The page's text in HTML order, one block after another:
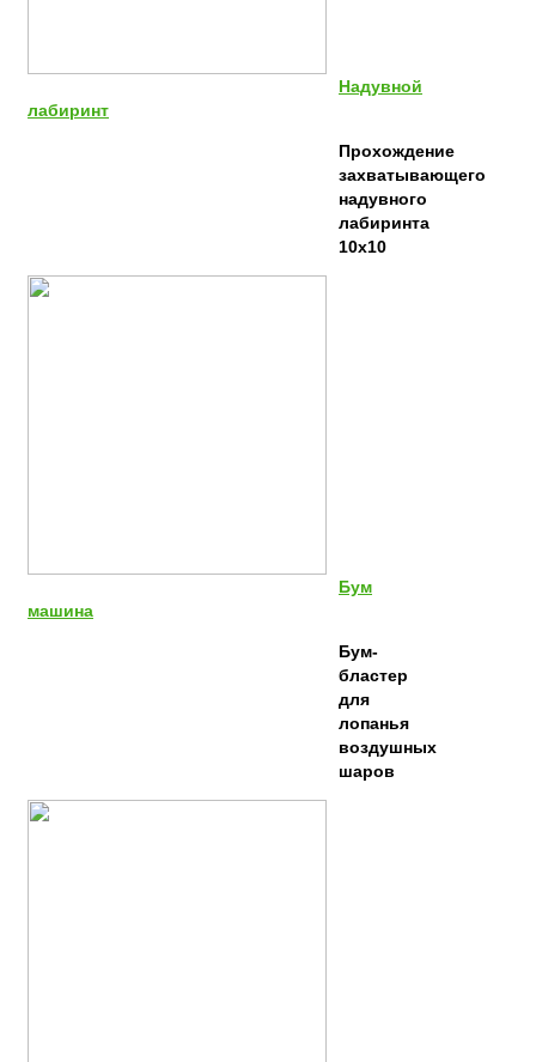
Надувной
лабиринт
Прохождение
захватывающего
надувного
лабиринта
10х10
Бум
машина
Бум-
бластер
для
лопанья
воздушных
шаров